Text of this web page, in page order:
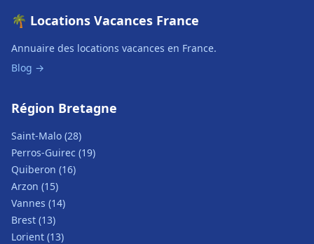
🌴 Locations Vacances France
Annuaire des locations vacances en France.
Blog →
Région Bretagne
Saint-Malo (28)
Perros-Guirec (19)
Quiberon (16)
Arzon (15)
Vannes (14)
Brest (13)
Lorient (13)